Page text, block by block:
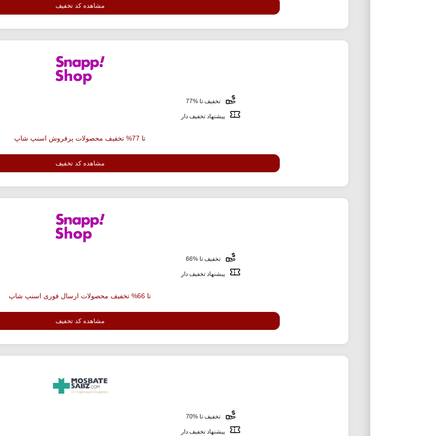
مشاهده کد تخفیف
تخفیف تا %77
پیشنهاد تخفیف دار
تا 77% تخفیف محصولات پرفروش اسنپ شاپ
مشاهده کد تخفیف
تخفیف تا %66
پیشنهاد تخفیف دار
تا 66% تخفیف محصولات ارسال فوری اسنپ شاپ
مشاهده کد تخفیف
تخفیف تا %70
پیشنهاد تخفیف دار